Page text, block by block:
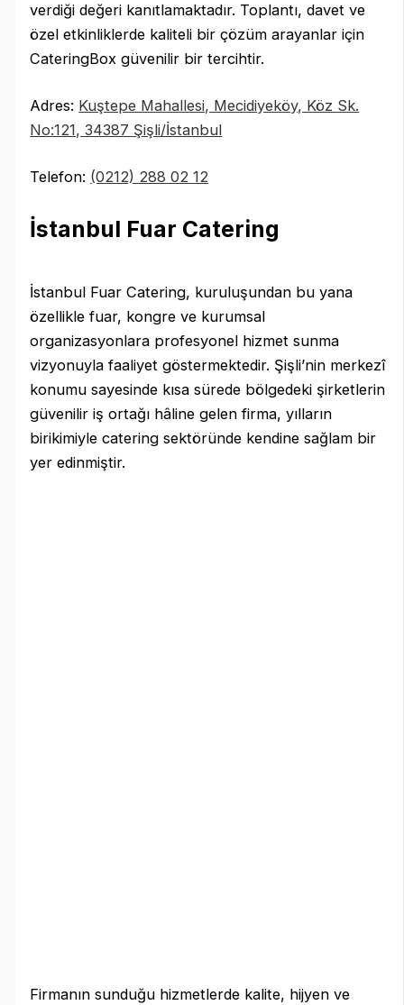
verdiği değeri kanıtlamaktadır. Toplantı, davet ve
özel etkinliklerde kaliteli bir çözüm arayanlar için
CateringBox güvenilir bir tercihtir.
Adres: Kuştepe Mahallesi, Mecidiyeköy, Köz Sk.
No:121, 34387 Şişli/İstanbul
Telefon: (0212) 288 02 12
İstanbul Fuar Catering
İstanbul Fuar Catering, kuruluşundan bu yana
özellikle fuar, kongre ve kurumsal
organizasyonlara profesyonel hizmet sunma
vizyonuyla faaliyet göstermektedir. Şişli’nin merkezî
konumu sayesinde kısa sürede bölgedeki şirketlerin
güvenilir iş ortağı hâline gelen firma, yılların
birikimiyle catering sektöründe kendine sağlam bir
yer edinmiştir.
Firmanın sunduğu hizmetlerde kalite, hijyen ve